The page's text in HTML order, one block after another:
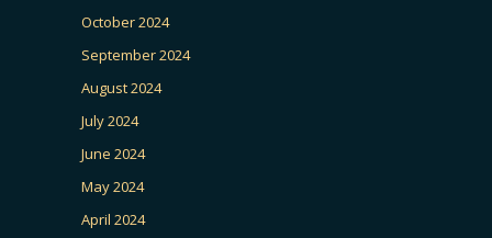
October 2024
September 2024
August 2024
July 2024
June 2024
May 2024
April 2024